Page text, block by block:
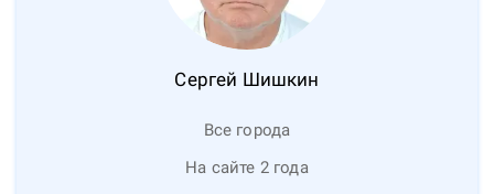
Сергей Шишкин
Все города
На сайте 2 года